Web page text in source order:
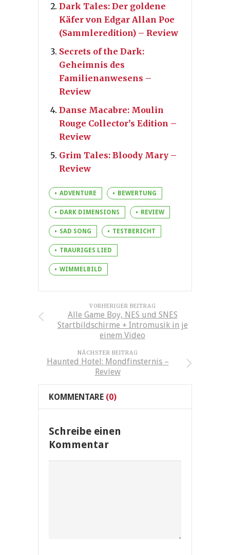
Dark Tales: Der goldene
Käfer von Edgar Allan Poe
(Sammleredition) – Review
Secrets of the Dark:
Geheimnis des
Familienanwesens –
Review
Danse Macabre: Moulin
Rouge Collector’s Edition –
Review
Grim Tales: Bloody Mary –
Review
ADVENTURE BEWERTUNG
DARK DIMENSIONS REVIEW
SAD SONG TESTBERICHT
TRAURIGES LIED
WIMMELBILD
VORHERIGER BEITRAG
Alle Game Boy, NES und SNES
Startbildschirme + Intromusik in je
einem Video
NÄCHSTER BEITRAG
Haunted Hotel: Mondfinsternis –
Review
KOMMENTARE (0)
Schreibe einen
Kommentar